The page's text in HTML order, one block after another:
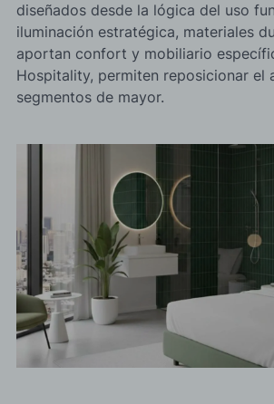
diseñados desde la lógica del uso
iluminación estratégica, materiales
aportan confort y mobiliario
Hospitality, permiten reposicionar el
segmentos de mayor.